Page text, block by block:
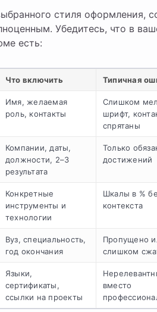
стиля оформления,
Убедитесь, что в
есть:
Что включить Типичная
Имя, желаемая
роль, контакты
Слишком
шрифт,
спрятаны
Компании, даты,
должности, 2–3
результата
Только
достижений
Конкретные
инструменты и
технологии
Шкалы в %
контекста
Вуз, специальность,
год окончания
Пропущено
слишком
Языки,
сертификаты,
ссылки на проекты
вместо